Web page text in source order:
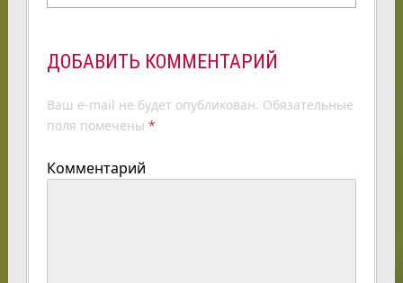
ДОБАВИТЬ КОММЕНТАРИЙ
Ваш e-mail не будет опубликован. Обязательные
поля помечены *
Комментарий